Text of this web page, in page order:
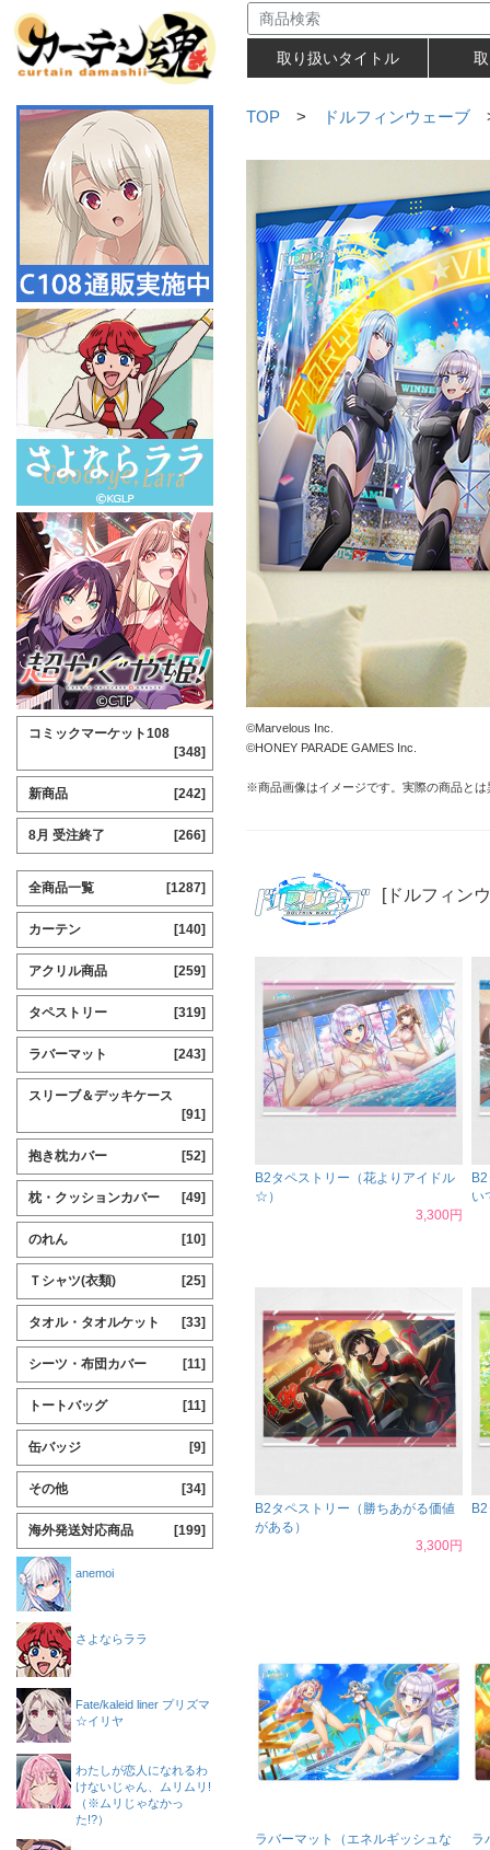
取り扱いタイトル
TOP > ドルフィンウェーブ
©Marvelous Inc.
©HONEY PARADE GAMES Inc.
※商品画像はイメージです。実際の商品と
[ドルフィン
B2タペストリー（花よりアイドル
☆）
3,300円
い
B2タペストリー（勝ちあがる価値
がある）
3,300円
ラバーマット（エネルギッシュな
ラ
コミックマーケット108
[348]
新商品 [242]
8月 受注終了 [266]
全商品一覧 [1287]
カーテン [140]
アクリル商品 [259]
タペストリー [319]
ラバーマット [243]
スリーブ＆デッキケース
[91]
抱き枕カバー [52]
枕・クッションカバー [49]
のれん [10]
Ｔシャツ(衣類) [25]
タオル・タオルケット [33]
シーツ・布団カバー [11]
トートバッグ [11]
缶バッジ [9]
その他 [34]
海外発送対応商品 [199]
anemoi
さよならララ
Fate/kaleid liner プリズマ
☆イリヤ
わたしが恋人になれるわ
けないじゃん、ムリムリ!
（※ムリじゃなかっ
た!?）